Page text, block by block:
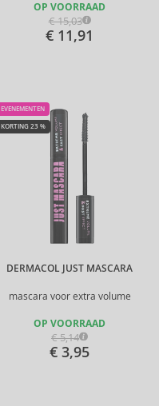
OP VOORRAAD
€ 15,03
€ 11,91
DERMACOL JUST MASCARA
mascara voor extra volume
EVENEMENTEN
KORTING 23 %
OP VOORRAAD
€ 5,14
€ 3,95